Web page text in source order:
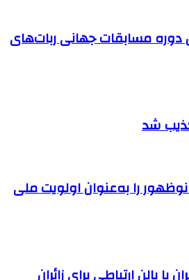
دوره مسابقات جهانی ربات‌های
را به‌عنوان اولویت ملی
با بالن ارتباطی برای زائران